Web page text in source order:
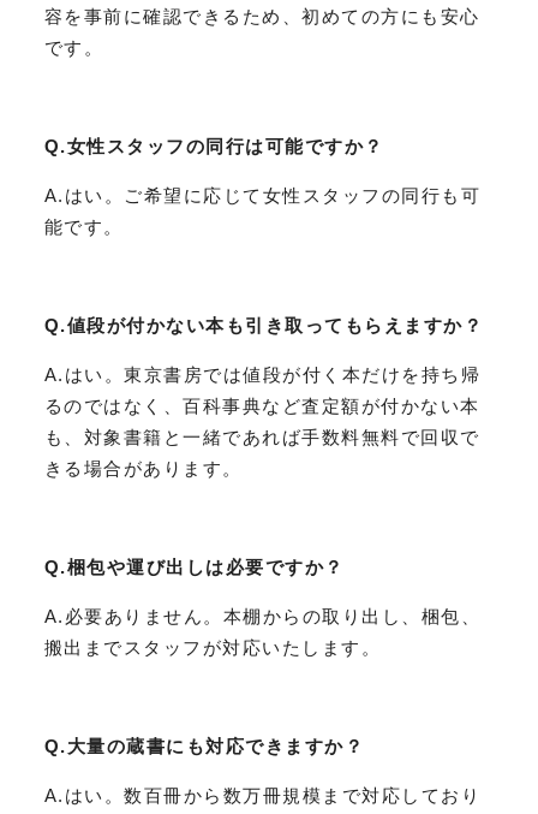
容を事前に確認できるため、初めての方にも安心
です。
Q.女性スタッフの同行は可能ですか？
A.はい。ご希望に応じて女性スタッフの同行も可
能です。
Q.値段が付かない本も引き取ってもらえますか？
A.はい。東京書房では値段が付く本だけを持ち帰
るのではなく、百科事典など査定額が付かない本
も、対象書籍と一緒であれば手数料無料で回収で
きる場合があります。
Q.梱包や運び出しは必要ですか？
A.必要ありません。本棚からの取り出し、梱包、
搬出までスタッフが対応いたします。
Q.大量の蔵書にも対応できますか？
A.はい。数百冊から数万冊規模まで対応しており